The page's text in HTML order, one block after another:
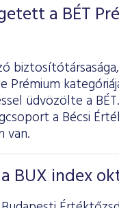
a BÉT
Prémium
üdvözölte a
a Bécsi
van.
BUX index